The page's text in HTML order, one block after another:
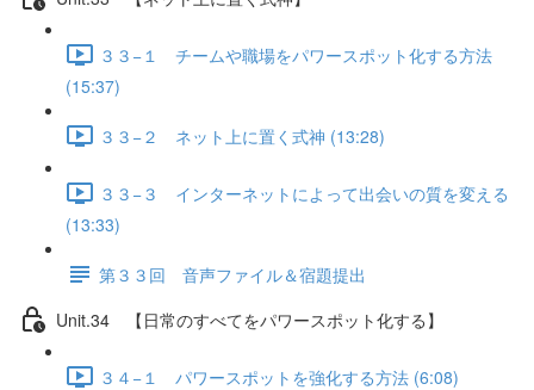
３３−１ チームや職場をパワースポット化する方法
(15:37)
３３−２ ネット上に置く式神 (13:28)
３３−３ インターネットによって出会いの質を変える
(13:33)
第３３回 音声ファイル＆宿題提出
Unit.34 【日常のすべてをパワースポット化する】
３４−１ パワースポットを強化する方法 (6:08)